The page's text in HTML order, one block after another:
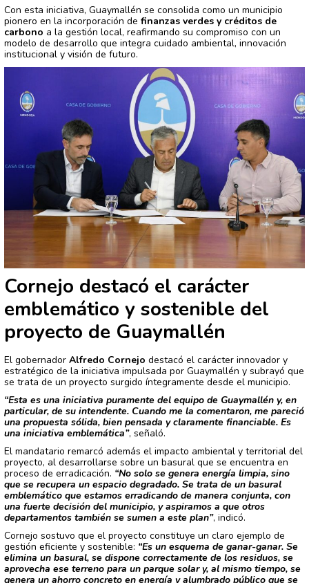
Con esta iniciativa, Guaymallén se consolida como un municipio
pionero en la incorporación de finanzas verdes y créditos de
carbono a la gestión local, reafirmando su compromiso con un
modelo de desarrollo que integra cuidado ambiental, innovación
institucional y visión de futuro.
Cornejo destacó el carácter
emblemático y sostenible del
proyecto de Guaymallén
El gobernador Alfredo Cornejo destacó el carácter innovador y
estratégico de la iniciativa impulsada por Guaymallén y subrayó que
se trata de un proyecto surgido íntegramente desde el municipio.
“Esta es una iniciativa puramente del equipo de Guaymallén y, en
particular, de su intendente. Cuando me la comentaron, me pareció
una propuesta sólida, bien pensada y claramente financiable. Es
una iniciativa emblemática”, señaló.
El mandatario remarcó además el impacto ambiental y territorial del
proyecto, al desarrollarse sobre un basural que se encuentra en
proceso de erradicación. “No solo se genera energía limpia, sino
que se recupera un espacio degradado. Se trata de un basural
emblemático que estamos erradicando de manera conjunta, con
una fuerte decisión del municipio, y aspiramos a que otros
departamentos también se sumen a este plan”, indicó.
Cornejo sostuvo que el proyecto constituye un claro ejemplo de
gestión eficiente y sostenible: “Es un esquema de ganar-ganar. Se
elimina un basural, se dispone correctamente de los residuos, se
aprovecha ese terreno para un parque solar y, al mismo tiempo, se
genera un ahorro concreto en energía y alumbrado público que se